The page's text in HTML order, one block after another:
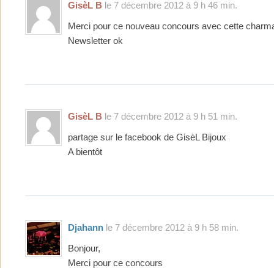
GisèL B le 7 décembre 2012 à 9 h 46 min.
Merci pour ce nouveau concours avec cette
Newsletter ok
GisèL B le 7 décembre 2012 à 9 h 51 min.
partage sur le facebook de GisèL Bijoux
A bientôt
Djahann le 7 décembre 2012 à 9 h 58 min.
Bonjour,
Merci pour ce concours